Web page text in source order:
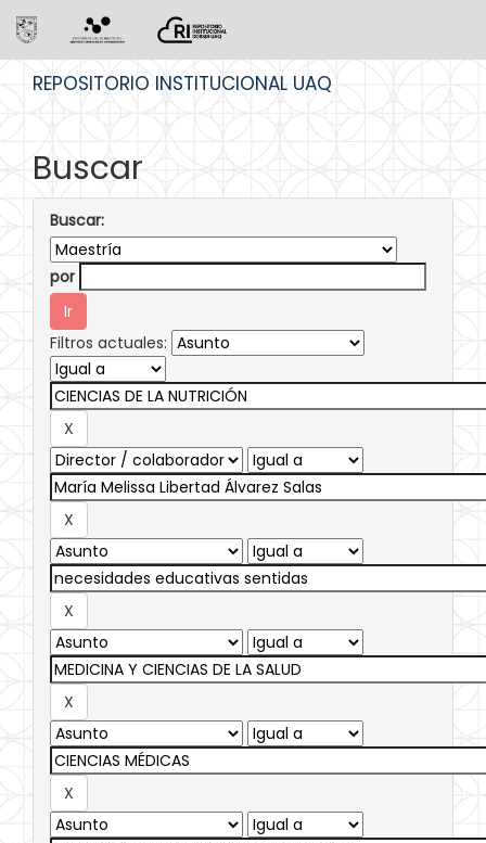
REPOSITORIO INSTITUCIONAL UAQ
Buscar
Buscar:
por
Filtros actuales: